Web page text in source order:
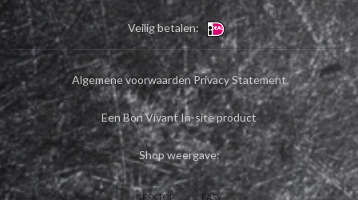
Veilig betalen:
Algemene voorwaarden Privacy Statement
Een Bon Vivant In-site product
Shop weergave:
DESKTOP EASY